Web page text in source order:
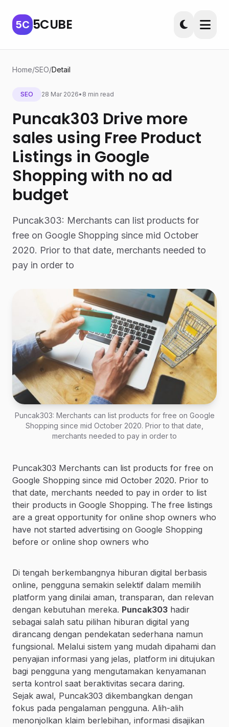
5C 5CUBE
Home/SEO/Detail
SEO 28 Mar 2026• 8 min read
Puncak303 Drive more
sales using Free Product
Listings in Google
Shopping with no ad
budget
Puncak303: Merchants can list products for
free on Google Shopping since mid October
2020. Prior to that date, merchants needed to
pay in order to
Puncak303: Merchants can list products for free on Google
Shopping since mid October 2020. Prior to that date,
merchants needed to pay in order to
Puncak303 Merchants can list products for free on
Google Shopping since mid October 2020. Prior to
that date, merchants needed to pay in order to list
their products in Google Shopping. The free listings
are a great opportunity for online shop owners who
have not started advertising on Google Shopping
before or online shop owners who
Di tengah berkembangnya hiburan digital berbasis
online, pengguna semakin selektif dalam memilih
platform yang dinilai aman, transparan, dan relevan
dengan kebutuhan mereka. Puncak303 hadir
sebagai salah satu pilihan hiburan digital yang
dirancang dengan pendekatan sederhana namun
fungsional. Melalui sistem yang mudah dipahami dan
penyajian informasi yang jelas, platform ini ditujukan
bagi pengguna yang mengutamakan kenyamanan
serta kontrol saat beraktivitas secara daring.
Sejak awal, Puncak303 dikembangkan dengan
fokus pada pengalaman pengguna. Alih-alih
menonjolkan klaim berlebihan, informasi disajikan